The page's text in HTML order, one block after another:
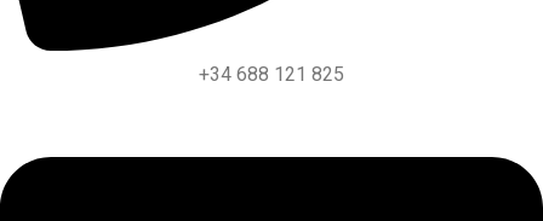
+34 688 121 825